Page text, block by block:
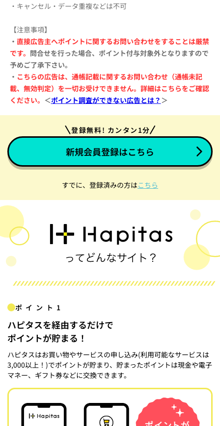
・キャンセル・データ重複などは不可
【注意事項】
・ 直接広告主へポイントに関するお問い合わせをすることは厳禁
です。 問合せを行った場合、ポイント付与対象外となりますので
予めご了承下さい。
・ こちらの広告は、通帳記載に関するお問い合わせ（通帳未記
載、無効判定）を一切お受けできません。 詳細はこちらをご確認
ください。 ＜ポイント調査ができない広告とは？ ＞
登録無料! カンタン1分
新規会員登録はこちら
すでに、登録済みの方はこちら
ポイント1
ハピタスを経由するだけで
ポイントが貯まる！
ハピタスはお買い物やサービスの申し込み(利用可能なサービスは
3,000以上！)でポイントが貯まり、貯まったポイントは現金や電子
マネー、ギフト券などに交換できます。